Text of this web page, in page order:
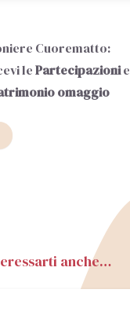
Cuorematto:
lePartecipazionie
omaggio
anche…